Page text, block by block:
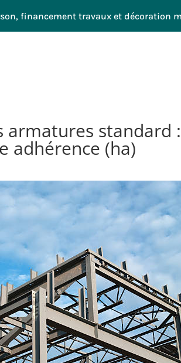
financement travaux et décoration
armatures standard
adhérence (ha)